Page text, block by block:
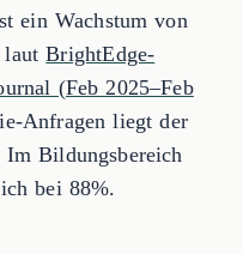
ein Wachstum von
lautBrightEdge-
(Feb 2025–Feb
Anfragen liegt der
Bildungsbereich
bei 88%.